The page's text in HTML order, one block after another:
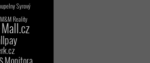
Syrový
M&M Reality
Mall.cz
Monitora